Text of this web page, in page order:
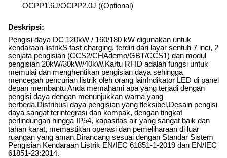
·OCPP1.6J/OCPP2.0J ((Optional)
Deskripsi:
Pengisi daya DC 120kW / 160/180 kW digunakan untuk
kendaraan listrikS fast charging, terdiri dari layar sentuh 7 inci, 2
senjata pengisian (CCS2/CHAdemo/GBT/CCS1) dan modul
pengisian 20kW/30kW/40kW.Kartu RFID adalah fungsi untuk
memulai dan menghentikan pengisian daya sehingga
mencegah pencurian listrik oleh orang lainIndikator LED di panel
depan membantu Anda memahami apa yang terjadi dengan
pengisi daya dengan menunjukkan warna yang
berbeda.Distribusi daya pengisian yang fleksibel ,Desain pengisi
daya sangat terintegrasi dan kompak, dengan tingkat
perlindungan hingga IP54, kapasitas air yang sangat baik dan
tahan karat, memastikan operasi dan pemeliharaan di luar
ruangan yang aman.Dirancang sesuai dengan Standar Sistem
Pengisian Kendaraan Listrik EN/IEC 61851-1-2019 dan EN/IEC
61851-23:2014.